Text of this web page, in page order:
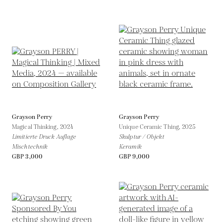
Grayson Perry
Magical Thinking, 2024
Limitierte Druck Auflage
Mischtechnik
GBP 3,000
Grayson Perry
Unique Ceramic Thing,2025
Skulptur / Objekt
Keramik
GBP 9,000